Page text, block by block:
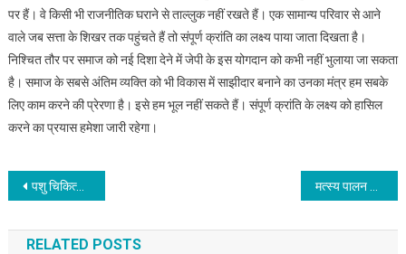
दहेज
छोड़
पर हैं। वे किसी भी राजनीतिक घराने से ताल्लुक नहीं रखते हैं। एक सामान्य परिवार से आने
वाले जब सत्ता के शिखर तक पहुंचते हैं तो संपूर्ण क्रांति का लक्ष्य पाया जाता दिखता है।
निश्चित तौर पर समाज को नई दिशा देने में जेपी के इस योगदान को कभी नहीं भुलाया जा सकता
है। समाज के सबसे अंतिम व्यक्ति को भी विकास में साझीदार बनाने का उनका मंत्र हम सबके
लिए काम करने की प्रेरणा है। इसे हम भूल नहीं सकते हैं। संपूर्ण क्रांति के लक्ष्य को हासिल
करने का प्रयास हमेशा जारी रहेगा।
Post
navigation
पशु चिकित्सा परिषद् का प्रशासनिक भवन बनाने के लिए 27.68 करोड़ स्वीकृत – सम्राट चौधरी
RELATED POSTS